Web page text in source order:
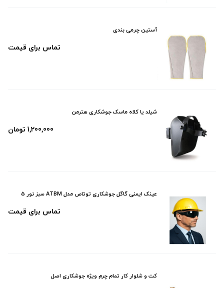
آستین چرمی بندی
تماس برای قیمت
شیلد یا کلاه ماسک جوشکاری هترمن
1٬200٬000 تومان
عینک ایمنی گاگل جوشکاری توتاص مدل ATBM سبز نور 5
تماس برای قیمت
کت و شلوار کار تمام چرم ویژه جوشکاری اصل